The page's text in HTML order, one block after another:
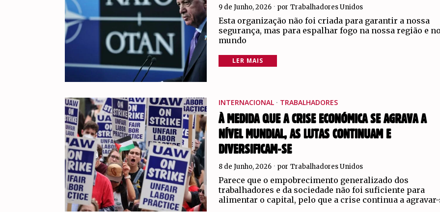
9 de Junho, 2026 por Trabalhadores Unidos
Esta organização não foi criada para garantir a nossa
segurança, mas para espalhar fogo na nossa região e
mundo
LER MAIS
INTERNACIONAL · TRABALHADORES
À MEDIDA QUE A CRISE ECONÓMICA SE AGRAVA A
NÍVEL MUNDIAL, AS LUTAS CONTINUAM E
DIVERSIFICAM-SE
8 de Junho, 2026 por Trabalhadores Unidos
Parece que o empobrecimento generalizado dos
trabalhadores e da sociedade não foi suficiente para
alimentar o capital, pelo que a crise continua a